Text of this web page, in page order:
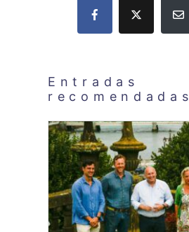
Entradas
recomendadas